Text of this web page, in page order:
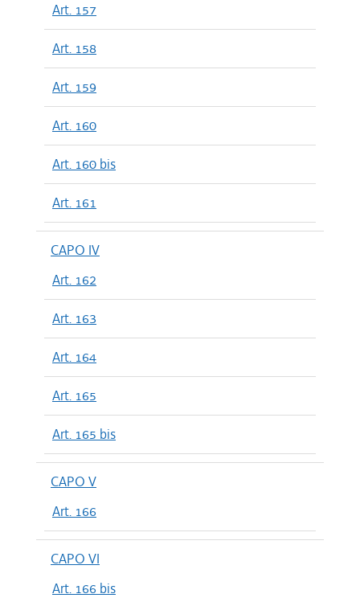
Art. 157
Art. 158
Art. 159
Art. 160
Art. 160 bis
Art. 161
CAPO IV
Art. 162
Art. 163
Art. 164
Art. 165
Art. 165 bis
CAPO V
Art. 166
CAPO VI
Art. 166 bis